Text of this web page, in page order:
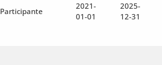
Participante
2021-
01-01
2025-
12-31